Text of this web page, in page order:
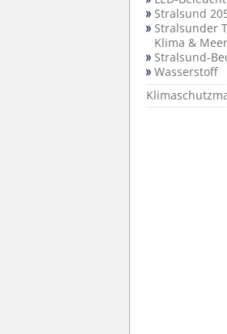
Stralsund
Stralsunder
Klima &
Stralsund-
Wasserstoff